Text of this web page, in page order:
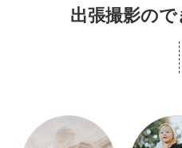
LEICA sl2-s、LUMIX S5ii
使用機材 レンズ
24-105 f4
が不安な方、どんな人が
方とお話ししながら楽し
お客様とカメラマン以上
ております。
出張撮影の